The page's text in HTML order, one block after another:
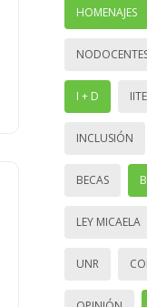
HOMENAJES
I + D
INCLUSIÓN
BECAS
LEY MICAELA
UNR